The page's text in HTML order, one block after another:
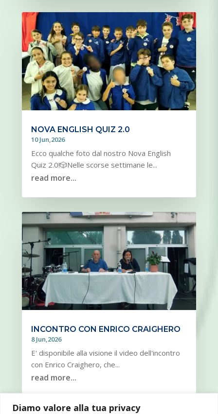
Diamo valore alla tua privacy
NOVA ENGLISH QUIZ 2.0
10 Jun,2026
Ecco qualche foto dal nostro Nova English
Quiz 2.0!🎲Nelle scorse settimane le...
read more...
INCONTRO CON ENRICO CRAIGHERO
8 Jun,2026
E' disponibile alla visione il video dell'incontro
con Enrico Craighero, che...
read more...